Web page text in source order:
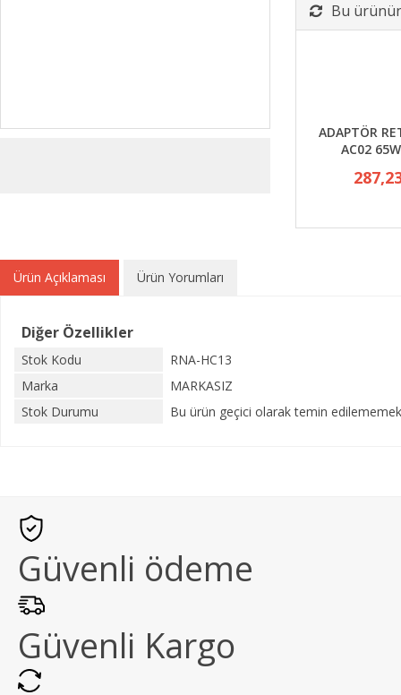
Bu
ADAPTÖR
AC02
Ürün Açıklaması Ürün Yorumları
Diğer Özellikler
Stok Kodu
RNA-HC13
Marka
MARKASIZ
Stok Durumu
Bu ürün geçici olarak temin
Güvenli ödeme
Güvenli Kargo